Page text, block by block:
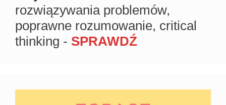
rozwiązywania problemów,
poprawne rozumowanie, critical
thinking - SPRAWDŹ